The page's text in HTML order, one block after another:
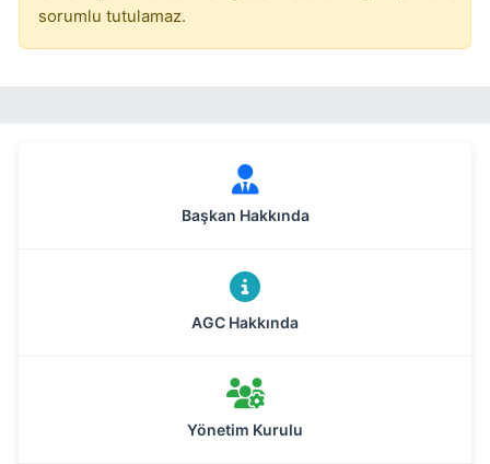
sorumlu tutulamaz.
Başkan Hakkında
AGC Hakkında
Yönetim Kurulu